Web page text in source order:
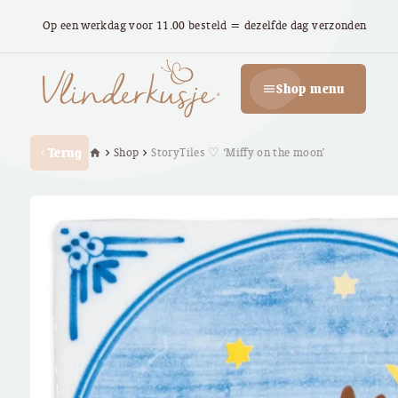
Op een werkdag voor 11.00 besteld = dezelfde dag verzonden
menuShop menu
chevron_left Terug home chevron_right Shop chevron_rightStoryTiles ♡ ‘Miffy on the moon’